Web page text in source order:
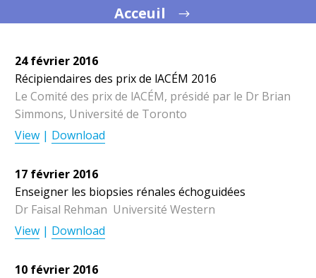
Acceuil
24 février 2016
Récipiendaires des prix de lACÉM 2016
Le Comité des prix de lACÉM, présidé par le Dr Brian
Simmons, Université de Toronto
View | Download
17 février 2016
Enseigner les biopsies rénales échoguidées
Dr Faisal Rehman  Université Western
View | Download
10 février 2016